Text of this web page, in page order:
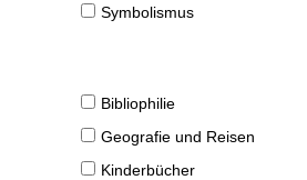
Symbolismus
Bibliophilie
Geografie und Reisen
Kinderbücher